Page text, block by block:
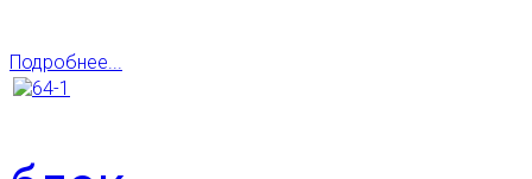
Подробнее...